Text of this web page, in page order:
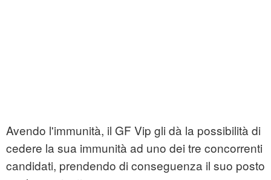
Avendo l'immunità, il GF Vip gli dà la possibilità di
cedere la sua immunità ad uno dei tre concorrenti
candidati, prendendo di conseguenza il suo posto